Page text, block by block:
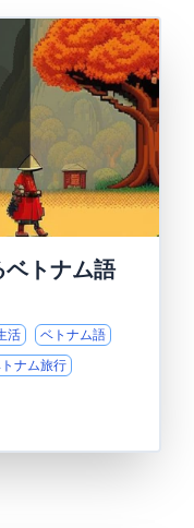
ベトナム語
活
ベトナム語
ナム旅行